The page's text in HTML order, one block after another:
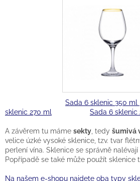
Sada 6 sklenic 350 ml
sklenic 270 ml
Sada 6 sklenic
A závěrem tu máme sekty , tedy šumivá
velice úzké vysoké sklenice, tzv. tvar
perlení vína. Sklenice se správně
Popřípadě se také může použít sklenice
Na našem e-shopu najdete oba typy